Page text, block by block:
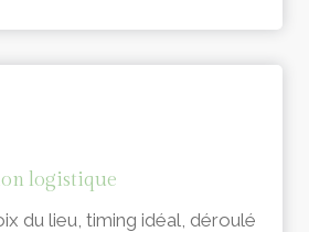
logistique
du lieu, timing idéal, déroulé